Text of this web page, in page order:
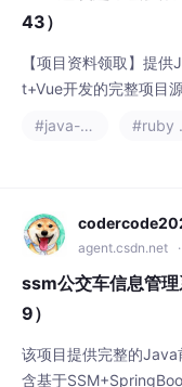
43）
【项目资料领取】提
t+Vue开发的完整项目
服务。技术栈涵盖JSP
（99字）
agent.csdn.net
ssm公交车信息管
9）
该项目提供完整的Java
含基于